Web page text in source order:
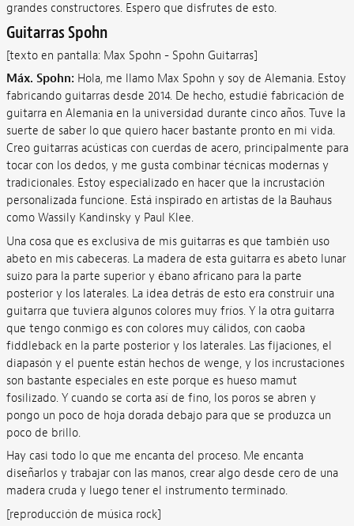
grandes constructores. Espero que disfrutes de esto.
Guitarras Spohn
[texto en pantalla: Max Spohn - Spohn Guitarras]
Máx. Spohn: Hola, me llamo Max Spohn y soy de Alemania. Estoy
fabricando guitarras desde 2014. De hecho, estudié fabricación de
guitarra en Alemania en la universidad durante cinco años. Tuve la
suerte de saber lo que quiero hacer bastante pronto en mi vida.
Creo guitarras acústicas con cuerdas de acero, principalmente para
tocar con los dedos, y me gusta combinar técnicas modernas y
tradicionales. Estoy especializado en hacer que la incrustación
personalizada funcione. Está inspirado en artistas de la Bauhaus
como Wassily Kandinsky y Paul Klee.
Una cosa que es exclusiva de mis guitarras es que también uso
abeto en mis cabeceras. La madera de esta guitarra es abeto lunar
suizo para la parte superior y ébano africano para la parte
posterior y los laterales. La idea detrás de esto era construir una
guitarra que tuviera algunos colores muy fríos. Y la otra guitarra
que tengo conmigo es con colores muy cálidos, con caoba
fiddleback en la parte posterior y los laterales. Las fijaciones, el
diapasón y el puente están hechos de wenge, y los incrustaciones
son bastante especiales en este porque es hueso mamut
fosilizado. Y cuando se corta así de fino, los poros se abren y
pongo un poco de hoja dorada debajo para que se produzca un
poco de brillo.
Hay casi todo lo que me encanta del proceso. Me encanta
diseñarlos y trabajar con las manos, crear algo desde cero de una
madera cruda y luego tener el instrumento terminado.
[reproducción de música rock]